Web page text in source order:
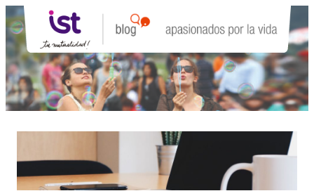
Saltar
al
contenido